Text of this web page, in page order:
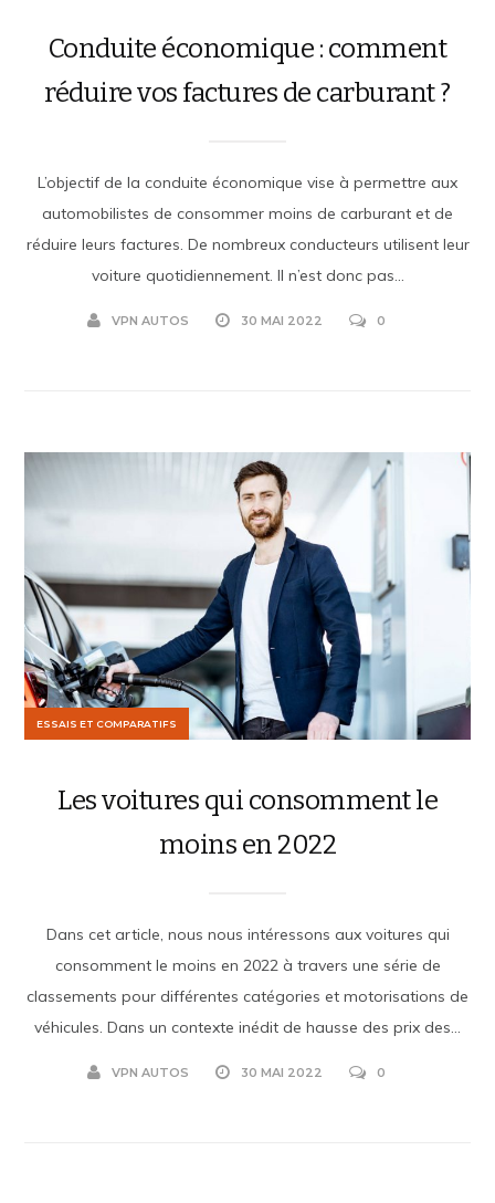
Conduite économique : comment
réduire vos factures de carburant ?
L’objectif de la conduite économique vise à permettre aux
automobilistes de consommer moins de carburant et de
réduire leurs factures. De nombreux conducteurs utilisent leur
voiture quotidiennement. Il n’est donc pas...
VPN AUTOS 30 MAI 2022 0
ESSAIS ET COMPARATIFS
Les voitures qui consomment le
moins en 2022
Dans cet article, nous nous intéressons aux voitures qui
consomment le moins en 2022 à travers une série de
classements pour différentes catégories et motorisations de
véhicules. Dans un contexte inédit de hausse des prix des...
VPN AUTOS 30 MAI 2022 0